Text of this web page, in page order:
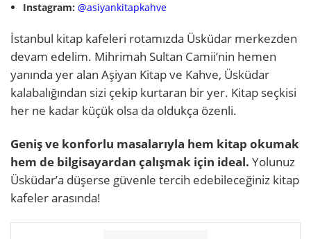
Instagram:@asiyankitapkahve
İstanbul kitap kafeleri rotamızda Üsküdar merkezden
devam edelim. Mihrimah Sultan Camii’nin hemen
yanında yer alan Aşiyan Kitap ve Kahve, Üsküdar
kalabalığından sizi çekip kurtaran bir yer. Kitap seçkisi
her ne kadar küçük olsa da oldukça özenli.
Geniş ve konforlu masalarıyla hem kitap okumak
hem de bilgisayardan çalışmak için ideal. Yolunuz
Üsküdar’a düşerse güvenle tercih edebileceğiniz kitap
kafeler arasında!